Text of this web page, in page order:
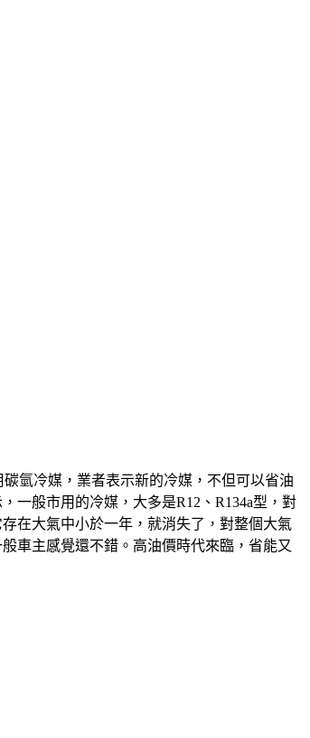
氫冷媒，業者表示新的冷媒，不但可以省油
一般市用的冷媒，大多是R12、R134a型，對
在大氣中小於一年，就消失了，對整個大氣
車主感覺還不錯。高油價時代來臨，省能又